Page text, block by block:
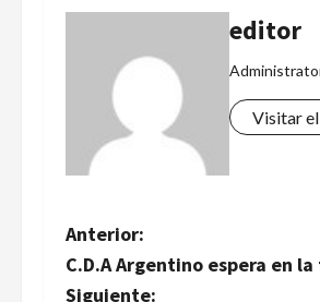
editor
Visitar
N
a
Anterior:
C.D.A Argentino espera en
Siguiente: